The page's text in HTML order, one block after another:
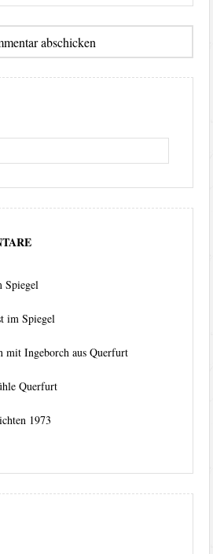
Spiegel
im Spiegel
mit Ingeborch aus Querfurt
Querfurt
1973